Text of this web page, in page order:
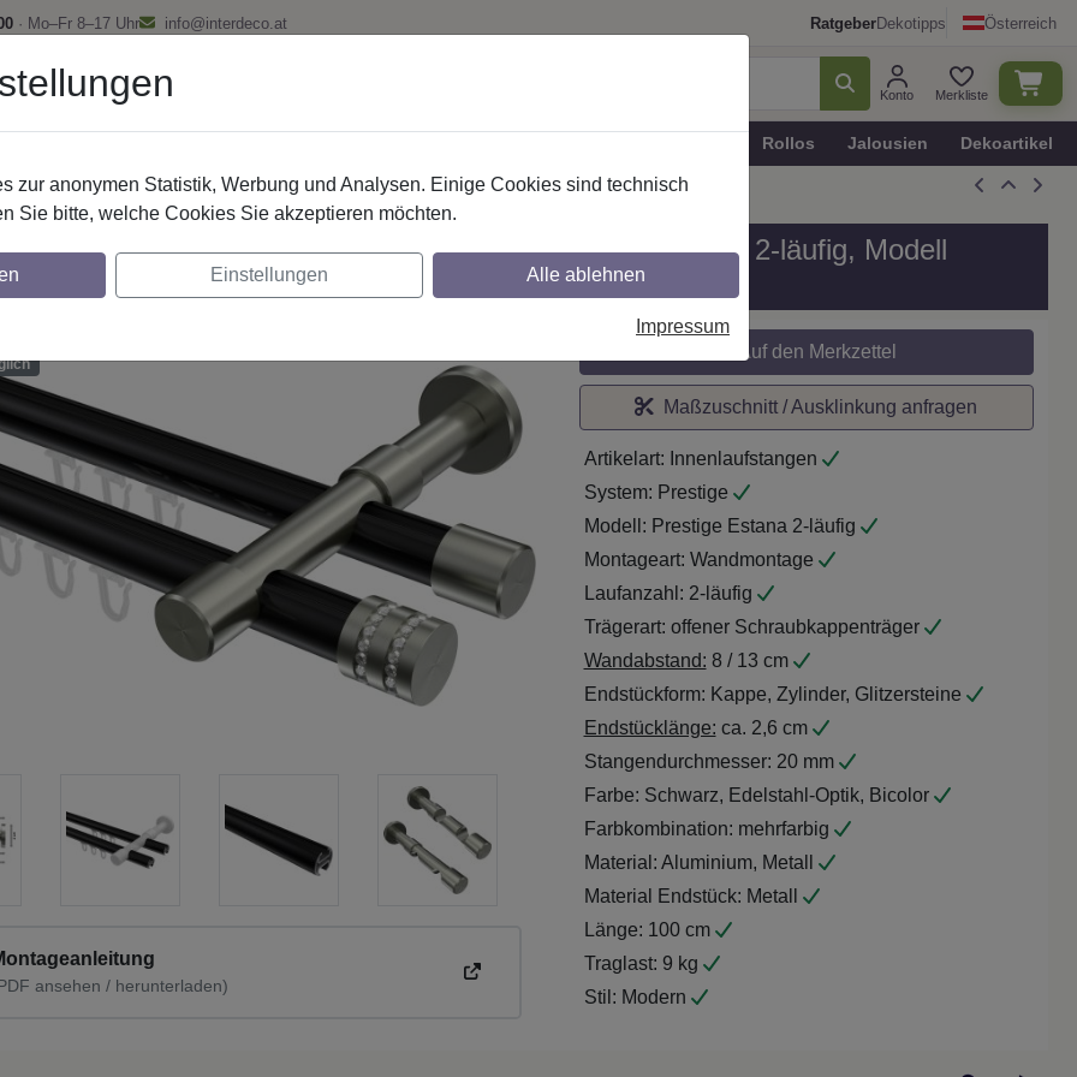
· Mo–Fr 8–17 Uhr info@interdeco.at RatgeberDekotipps Österreich
Konto Merkliste
Rollos Jalousien Dekoartikel
Innenlaufstangen Aluminium / Metall
mit Innenlauf aus Aluminium / Metall in 20 mm Ø, 2-läufig, Modell
- Estana Schwarz / Edelstahl-Optik
ansehen / herunterladen)
Auf den Merkzettel
Maßzuschnitt / Ausklinkung anfragen
Artikelart: Innenlaufstangen
System: Prestige
Modell: Prestige Estana 2-läufig
Montageart: Wandmontage
Laufanzahl: 2-läufig
Trägerart: offener Schraubkappenträger
Wandabstand: 8 / 13 cm
Endstückform: Kappe, Zylinder, Glitzersteine
Endstücklänge: ca. 2,6 cm
Stangendurchmesser: 20 mm
Farbe: Schwarz, Edelstahl-Optik, Bicolor
Farbkombination: mehrfarbig
Material: Aluminium, Metall
Material Endstück: Metall
Länge: 100 cm
Traglast: 9 kg
Stil: Modern
zur anonymen Statistik, Werbung und Analysen. Einige Cookies sind technisch
Sie bitte, welche Cookies Sie akzeptieren möchten.
Einstellungen Alle ablehnen
Impressum